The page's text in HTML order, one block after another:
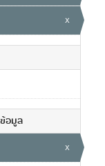
x
อมูล
x